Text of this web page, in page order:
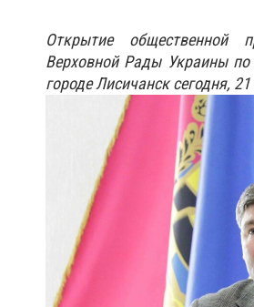
Открытие общественной
Верховной Рады Украины
городе Лисичанск сегодня,